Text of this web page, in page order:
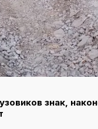
знак,